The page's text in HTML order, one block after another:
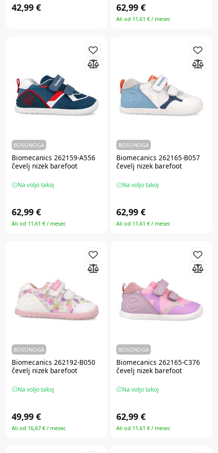
42,99 € 62,99 €
Ali od 11,61 € / mesec
BOSONOGA
Biomecanics 262159-A556
čevelj nizek barefoot
Na voljo takoj
62,99 €
Ali od 11,61 € / mesec
BOSONOGA
Biomecanics 262165-B057
čevelj nizek barefoot
Na voljo takoj
62,99 €
Ali od 11,61 € / mesec
BOSONOGA
Biomecanics 262192-B050
čevelj nizek barefoot
Na voljo takoj
49,99 €
Ali od 16,67 € / mesec
BOSONOGA
Biomecanics 262165-C376
čevelj nizek barefoot
Na voljo takoj
62,99 €
Ali od 11,61 € / mesec